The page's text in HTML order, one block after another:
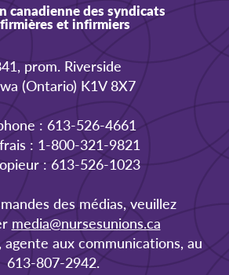
canadienne des syndicats
et infirmiers
prom. Riverside
(Ontario) K1V 8X7
: 613-526-4661
: 1-800-321-9821
: 613-526-1023
des médias, veuillez
media@nursesunions.ca
agente aux communications, au
613-807-2942.